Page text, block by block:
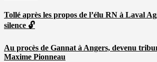
Tollé après les propos de l’élu RN à Laval
silence 🔓
Au procès de Gannat à Angers, devenu
Maxime Pionneau